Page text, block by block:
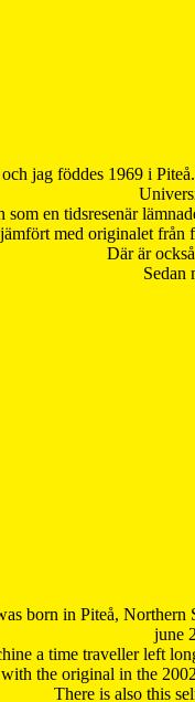
jag föddes 1969 i
en tidsresenär
med originalet
Där är
Sedan
born in Piteå,
june
a time traveller left
the original in the
There is also this